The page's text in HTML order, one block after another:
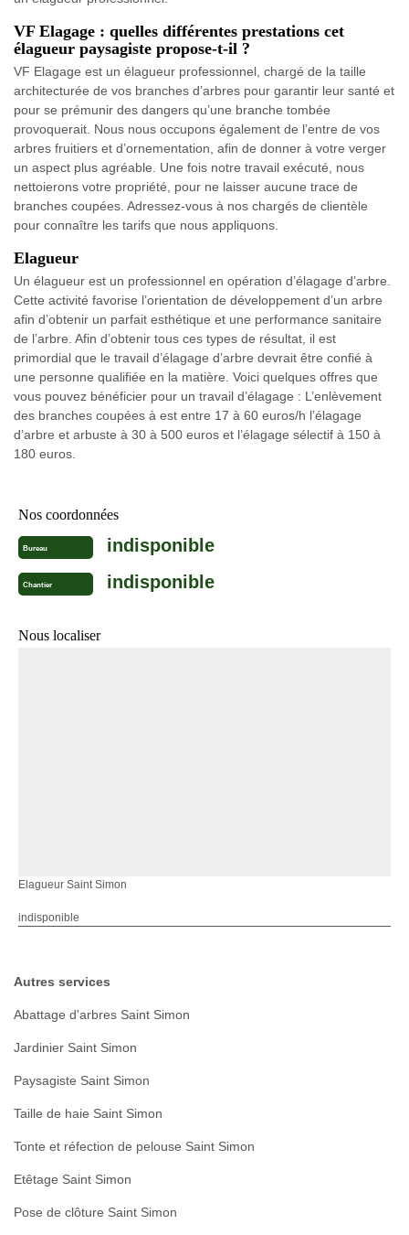
VF Elagage : quelles différentes prestations cet
élagueur paysagiste propose-t-il ?
VF Elagage est un élagueur professionnel, chargé de la taille
architecturée de vos branches d’arbres pour garantir leur santé et
pour se prémunir des dangers qu’une branche tombée
provoquerait. Nous nous occupons également de l’entre de vos
arbres fruitiers et d’ornementation, afin de donner à votre verger
un aspect plus agréable. Une fois notre travail exécuté, nous
nettoierons votre propriété, pour ne laisser aucune trace de
branches coupées. Adressez-vous à nos chargés de clientèle
pour connaître les tarifs que nous appliquons.
Elagueur
Un élagueur est un professionnel en opération d’élagage d’arbre.
Cette activité favorise l’orientation de développement d’un arbre
afin d’obtenir un parfait esthétique et une performance sanitaire
de l’arbre. Afin d’obtenir tous ces types de résultat, il est
primordial que le travail d’élagage d’arbre devrait être confié à
une personne qualifiée en la matière. Voici quelques offres que
vous pouvez bénéficier pour un travail d’élagage : L’enlèvement
des branches coupées à est entre 17 à 60 euros/h l’élagage
d’arbre et arbuste à 30 à 500 euros et l’élagage sélectif à 150 à
180 euros.
Nos coordonnées
Bureau indisponible
Chantier indisponible
Nous localiser
Elagueur Saint Simon
indisponible
Autres services
Abattage d'arbres Saint Simon
Jardinier Saint Simon
Paysagiste Saint Simon
Taille de haie Saint Simon
Tonte et réfection de pelouse Saint Simon
Etêtage Saint Simon
Pose de clôture Saint Simon